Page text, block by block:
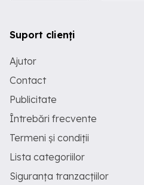
Suport clienți
Ajutor
Contact
Publicitate
Întrebări frecvente
Termeni și condiții
Lista categoriilor
Siguranța tranzacțiilor